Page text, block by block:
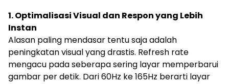
1. Optimalisasi Visual dan Respon yang Lebih
Instan
Alasan paling mendasar tentu saja adalah
peningkatan visual yang drastis. Refresh rate
mengacu pada seberapa sering layar memperbarui
gambar per detik. Dari 60Hz ke 165Hz berarti layar